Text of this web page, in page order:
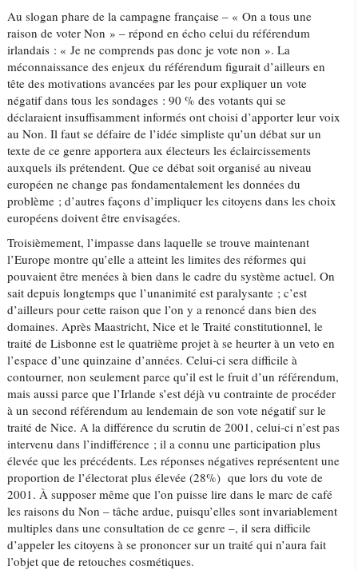
Au slogan phare de la campagne française – « On a tous une
raison de voter Non » – répond en écho celui du référendum
irlandais : « Je ne comprends pas donc je vote non ». La
méconnaissance des enjeux du référendum figurait d’ailleurs en
tête des motivations avancées par les pour expliquer un vote
négatif dans tous les sondages : 90 % des votants qui se
déclaraient insuffisamment informés ont choisi d’apporter leur voix
au Non. Il faut se défaire de l’idée simpliste qu’un débat sur un
texte de ce genre apportera aux électeurs les éclaircissements
auxquels ils prétendent. Que ce débat soit organisé au niveau
européen ne change pas fondamentalement les données du
problème ; d’autres façons d’impliquer les citoyens dans les choix
européens doivent être envisagées.
Troisièmement, l’impasse dans laquelle se trouve maintenant
l’Europe montre qu’elle a atteint les limites des réformes qui
pouvaient être menées à bien dans le cadre du système actuel. On
sait depuis longtemps que l’unanimité est paralysante ; c’est
d’ailleurs pour cette raison que l’on y a renoncé dans bien des
domaines. Après Maastricht, Nice et le Traité constitutionnel, le
traité de Lisbonne est le quatrième projet à se heurter à un veto en
l’espace d’une quinzaine d’années. Celui-ci sera difficile à
contourner, non seulement parce qu’il est le fruit d’un référendum,
mais aussi parce que l’Irlande s’est déjà vu contrainte de procéder
à un second référendum au lendemain de son vote négatif sur le
traité de Nice. A la différence du scrutin de 2001, celui-ci n’est pas
intervenu dans l’indifférence ; il a connu une participation plus
élevée que les précédents. Les réponses négatives représentent une
proportion de l’électorat plus élevée (28%) que lors du vote de
2001. À supposer même que l’on puisse lire dans le marc de café
les raisons du Non – tâche ardue, puisqu’elles sont invariablement
multiples dans une consultation de ce genre –, il sera difficile
d’appeler les citoyens à se prononcer sur un traité qui n’aura fait
l’objet que de retouches cosmétiques.